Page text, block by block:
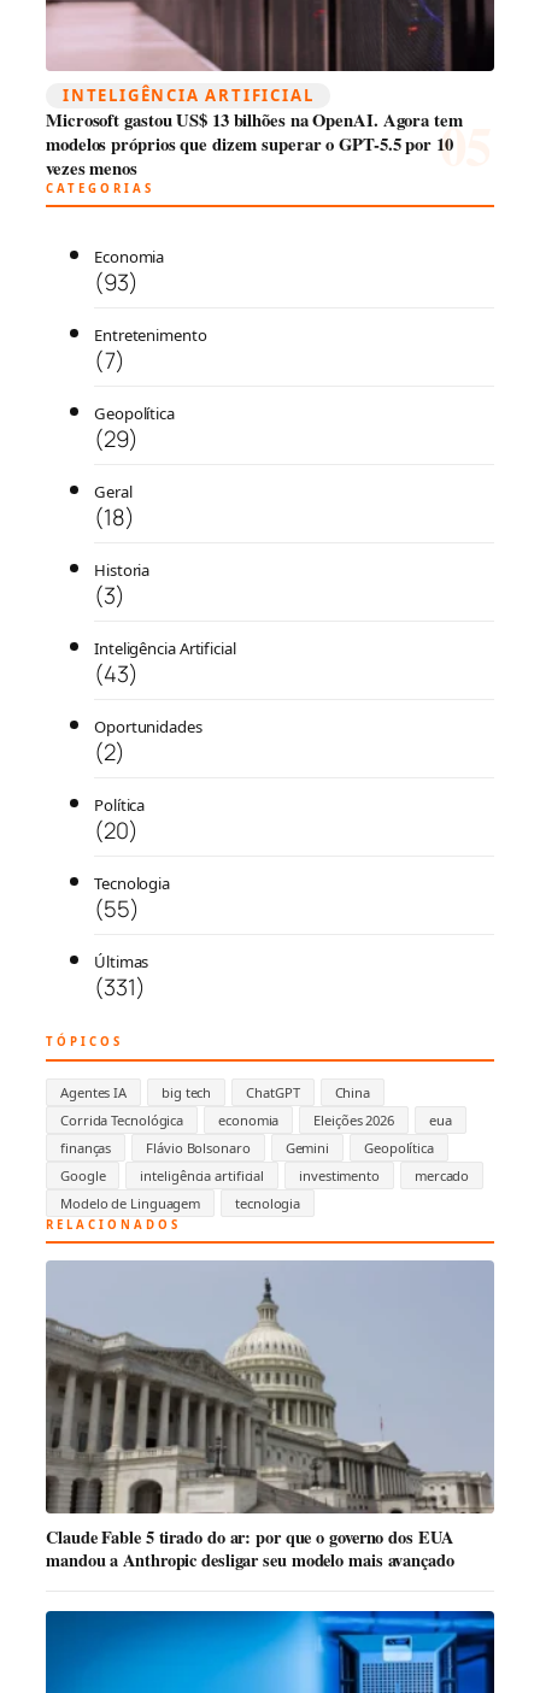
INTELIGÊNCIA ARTIFICIAL
Microsoft gastou US$ 13 bilhões na OpenAI. Agora tem
modelos próprios que dizem superar o GPT-5.5 por 10
vezes menos
CATEGORIAS
Economia
(93)
Entretenimento
(7)
Geopolítica
(29)
Geral
(18)
Historia
(3)
Inteligência Artificial
(43)
Oportunidades
(2)
Política
(20)
Tecnologia
(55)
Últimas
(331)
TÓPICOS
Agentes IA big tech ChatGPT
China
Corrida Tecnológica
economia Eleições 2026
eua
finanças
Flávio Bolsonaro Gemini
Geopolítica
Google
inteligência artificial investimento
mercado
Modelo de Linguagem
tecnologia
RELACIONADOS
Claude Fable 5 tirado do ar: por que o governo dos EUA
mandou a Anthropic desligar seu modelo mais avançado